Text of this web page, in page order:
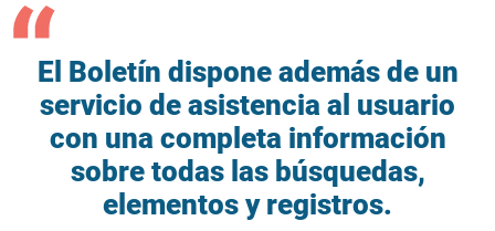
El Boletín dispone además de un
servicio de asistencia al usuario
con una completa información
sobre todas las búsquedas,
elementos y registros.